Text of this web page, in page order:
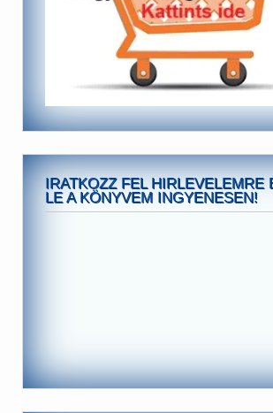
IRATKOZZ FEL HIRLEVELEMRE
LE A KÖNYVEM INGYENESEN!